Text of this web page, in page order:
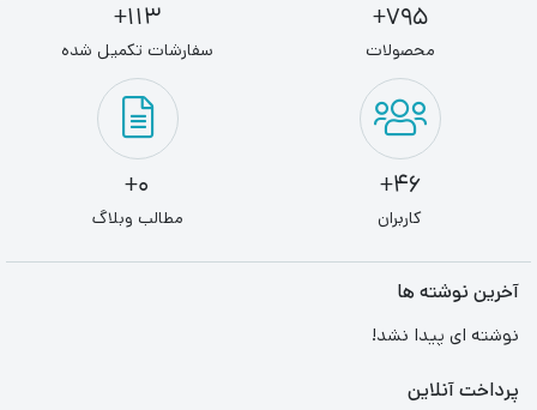
795+
محصولات
113+
سفارشات تکمیل شده
46+
کاربران
0+
مطالب وبلاگ
آخرین نوشته ها
نوشته ای پیدا نشد!
پرداخت آنلاین